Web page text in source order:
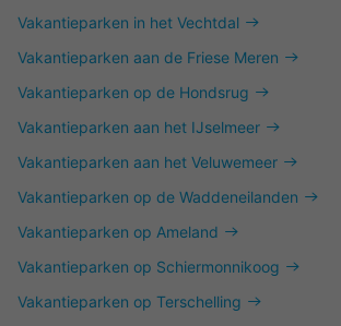
Vakantieparken in het Vechtdal
Vakantieparken aan de Friese Meren
Vakantieparken op de Hondsrug
Vakantieparken aan het IJselmeer
Vakantieparken aan het Veluwemeer
Vakantieparken op de Waddeneilanden
Vakantieparken op Ameland
Vakantieparken op Schiermonnikoog
Vakantieparken op Terschelling